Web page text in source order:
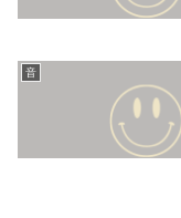
音